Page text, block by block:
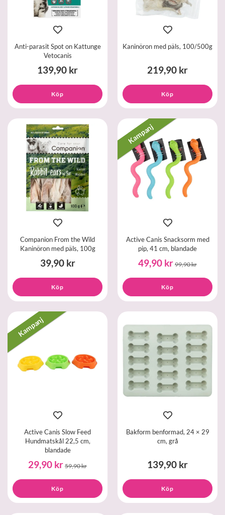
Anti-parasit Spot on Kattunge
Vetocanis
139,90 kr
Köp
Kaninöron med päls, 100/500g
219,90 kr
Köp
Companion From the Wild
Kaninöron med päls, 100g
39,90 kr
Köp
Kampanj
Active Canis Snacksorm med
pip, 41 cm, blandade
49,90 kr 99,90 kr
Köp
Kampanj
Active Canis Slow Feed
Hundmatskål 22,5 cm,
blandade
29,90 kr 59,90 kr
Köp
Bakform benformad, 24 × 29
cm, grå
139,90 kr
Köp